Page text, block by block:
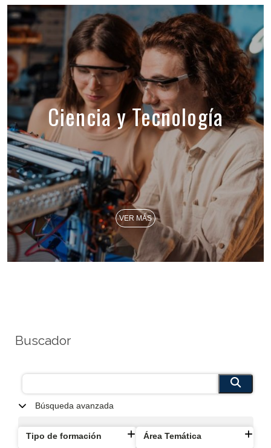
Ciencia y Tecnología
VER MÁS
Buscador
Búsqueda avanzada
Tipo de formación Área Temática